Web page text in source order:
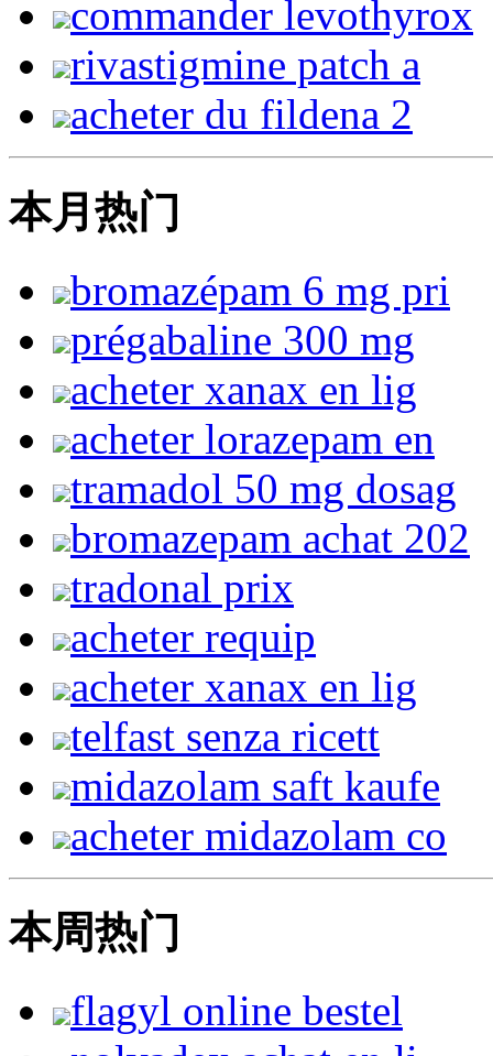
commander levothyrox
rivastigmine patch a
acheter du fildena 2
本月热门
bromazépam 6 mg pri
prégabaline 300 mg
acheter xanax en lig
acheter lorazepam en
tramadol 50 mg dosag
bromazepam achat 202
tradonal prix
acheter requip
acheter xanax en lig
telfast senza ricett
midazolam saft kaufe
acheter midazolam co
本周热门
flagyl online bestel